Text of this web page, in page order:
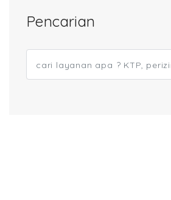
Pencarian